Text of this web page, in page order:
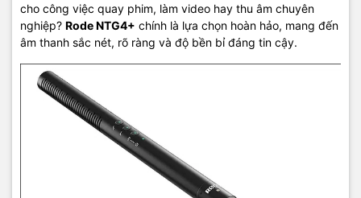
cho công việc quay phim, làm video hay thu âm chuyên
nghiệp? Rode NTG4+ chính là lựa chọn hoàn hảo, mang đến
âm thanh sắc nét, rõ ràng và độ bền bỉ đáng tin cậy.